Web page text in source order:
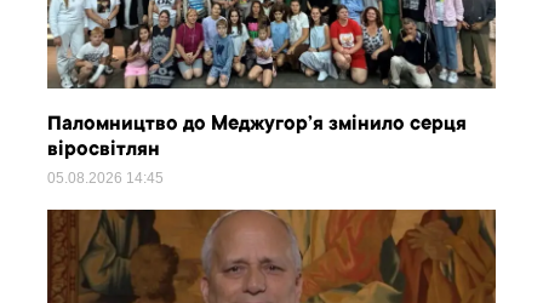
Паломництво до Меджугор’я змінило серця
віросвітлян
05.08.2026 14:45